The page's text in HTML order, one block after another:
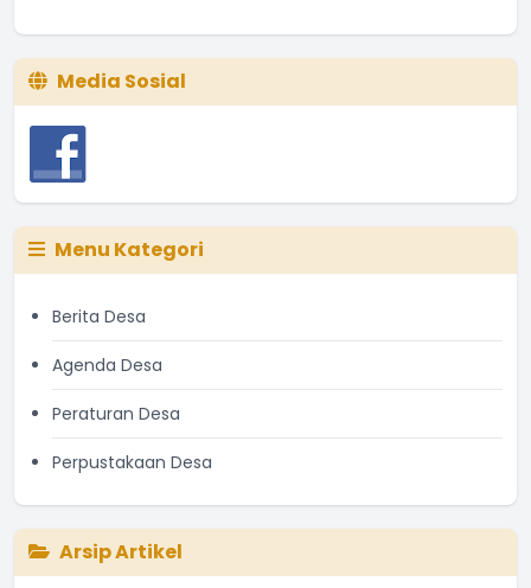
Media Sosial
Menu Kategori
Berita Desa
Agenda Desa
Peraturan Desa
Perpustakaan Desa
Arsip Artikel